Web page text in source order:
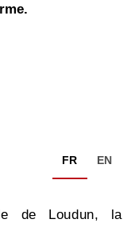
FR EN
de Loudun, la